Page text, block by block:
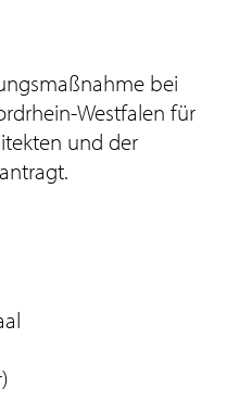
bei
Westfalen für
und der